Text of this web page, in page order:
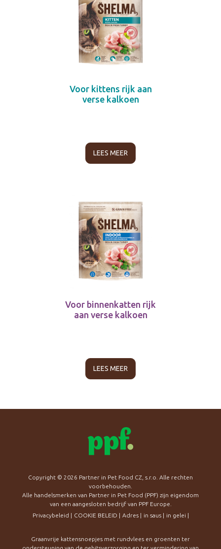
Voor kittens rijk aan
verse kalkoen
LEES MEER
Voor binnenkatten rijk
aan verse kalkoen
LEES MEER
Copyright © 2026 Partner in Pet Food CZ, s.r.o. Alle rechten
voorbehouden.
Alle handelsmerken van Partner in Pet Food (PPF) zijn eigendom
van een aangesloten bedrijf van PPF Europe.
Privacybeleid | COOKIE BELEID | Adres| in saus| in gelei |
Graanvrije kattensnoepjes met rundvlees en groenten ter
ondersteuning van de gebitsverzorging en ter vermindering van